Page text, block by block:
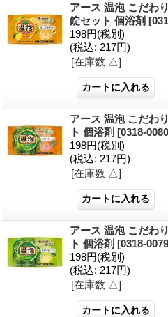
アース 温泡 こだわ
錠セット 個浴剤
198円(税別)
(税込: 217円)
[在庫数 △]
アース 温泡 こだわ
ト 個浴剤 [0318-
198円(税別)
(税込: 217円)
[在庫数 △]
アース 温泡 こだわ
ト 個浴剤 [0318-
198円(税別)
(税込: 217円)
[在庫数 △]